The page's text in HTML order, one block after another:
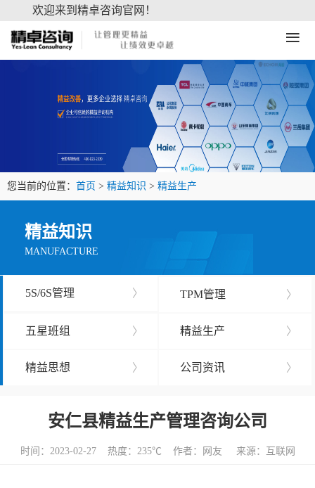
欢迎来到精卓咨询官网！
≡
您当前的位置： 首页 > 精益知识 > 精益生产
精益知识
MANUFACTURE
5S/6S管理 〉 TPM管理 〉
五星班组 〉 精益生产 〉
精益思想 〉 公司资讯 〉
安仁县精益生产管理咨询公司
时间：2023-02-27 热度： 235℃ 作者：网友 来源：互联网